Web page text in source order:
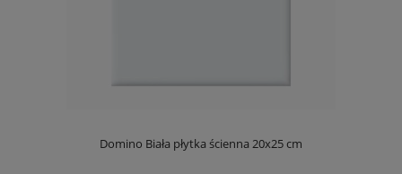
Domino Biała płytka ścienna 20x25 cm